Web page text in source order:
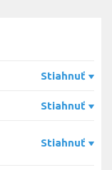
Stiahnuť
Stiahnuť
Stiahnuť